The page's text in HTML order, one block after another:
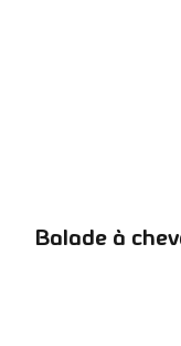
Balade à